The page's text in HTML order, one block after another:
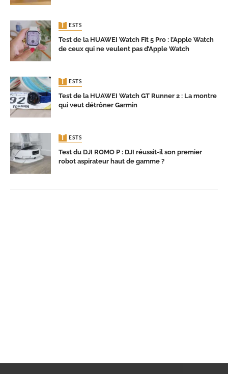
TESTS
Test de la HUAWEI Watch Fit 5 Pro : l’Apple Watch
de ceux qui ne veulent pas d’Apple Watch
TESTS
Test de la HUAWEI Watch GT Runner 2 : La montre
qui veut détrôner Garmin
TESTS
Test du DJI ROMO P : DJI réussit-il son premier
robot aspirateur haut de gamme ?